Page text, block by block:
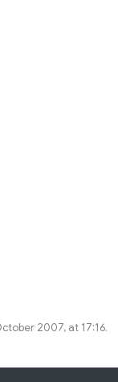
2007, at 17:16.